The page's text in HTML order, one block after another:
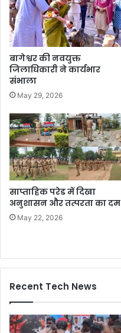
बागेश्वर की नवयुक्त
जिलाधिकारी ने कार्यभार
संभाला
May 29, 2026
साप्ताहिक परेड में दिखा
अनुशासन और तत्परता का दम
May 22, 2026
Recent Tech News